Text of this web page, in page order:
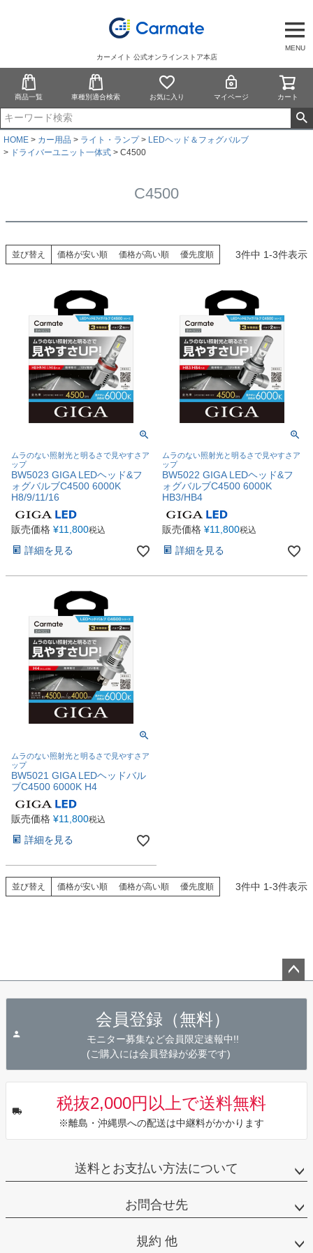
MENU
カーメイト 公式オンラインストア本店
商品一覧 車種別適合検索 お気に入り マイページ カート
HOME カー用品 ライト・ランプ
LEDヘッド＆フォグバルブ
ドライバーユニット一体式
C4500
C4500
並び替え 価格が安い順 価格が高い順 優先度順 3件中 1-3件表示
ムラのない照射光と明るさで見やすさア
ップ
BW5023 GIGA LEDヘッド&フ
ォグバルブC4500 6000K
H8/9/11/16
販売価格 ¥11,800税込
詳細を見る
ムラのない照射光と明るさで見やすさア
ップ
BW5022 GIGA LEDヘッド&フ
ォグバルブC4500 6000K
HB3/HB4
販売価格 ¥11,800税込
詳細を見る
ムラのない照射光と明るさで見やすさア
ップ
BW5021 GIGA LEDヘッドバル
ブC4500 6000K H4
販売価格 ¥11,800税込
詳細を見る
並び替え 価格が安い順 価格が高い順 優先度順 3件中 1-3件表示
会員登録（無料）
モニター募集など会員限定速報中!!
(ご購入には会員登録が必要です)
税抜2,000円以上で送料無料
※離島・沖縄県への配送は中継料がかかります
送料とお支払い方法について
お問合せ先
規約 他